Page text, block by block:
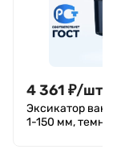
4 361 ₽/шт.
Эксикатор
1-150 мм, темное